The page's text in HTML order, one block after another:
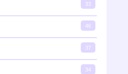
33
46
37
34